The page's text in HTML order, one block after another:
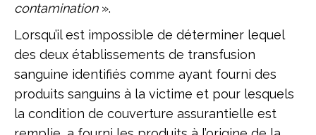
contamination».
Lorsqu’il est impossible de déterminer lequel
des deux établissements de transfusion
sanguine identifiés comme ayant fourni des
produits sanguins à la victime et pour lesquels
la condition de couverture assurantielle est